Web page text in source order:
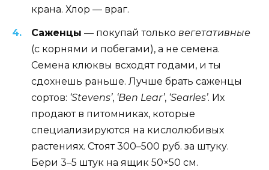
крана. Хлор — враг.
Саженцы — покупай только вегетативные
(с корнями и побегами), а не семена.
Семена клюквы всходят годами, и ты
сдохнешь раньше. Лучше брать саженцы
сортов: ‘Stevens’, ‘Ben Lear’, ‘Searles’. Их
продают в питомниках, которые
специализируются на кислолюбивых
растениях. Стоят 300–500 руб. за штуку.
Бери 3–5 штук на ящик 50×50 см.